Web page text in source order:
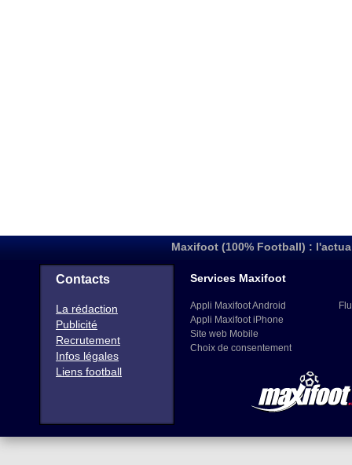
Maxifoot (100% Football) :
Contacts
La rédaction
Publicité
Recrutement
Infos légales
Liens football
Services Maxifoot
Appli Maxifoot Android
Appli Maxifoot iPhone
Site web Mobile
Choix de consentement